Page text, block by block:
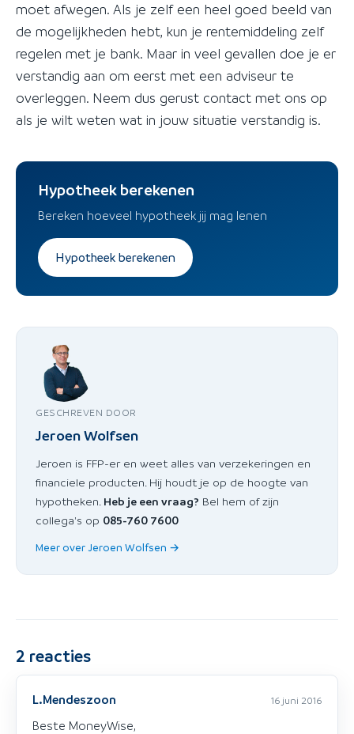
moet afwegen. Als je zelf een heel goed beeld van
de mogelijkheden hebt, kun je rentemiddeling zelf
regelen met je bank. Maar in veel gevallen doe je er
verstandig aan om eerst met een adviseur te
overleggen. Neem dus gerust contact met ons op
als je wilt weten wat in jouw situatie verstandig is.
Hypotheek berekenen
Bereken hoeveel hypotheek jij mag lenen
Hypotheek berekenen
GESCHREVEN DOOR
Jeroen Wolfsen
Jeroen is FFP-er en weet alles van verzekeringen en
financiele producten. Hij houdt je op de hoogte van
hypotheken. Heb je een vraag? Bel hem of zijn
collega's op 085-760 7600
Meer over Jeroen Wolfsen →
2 reacties
L.Mendeszoon 16 juni 2016
Beste MoneyWise,